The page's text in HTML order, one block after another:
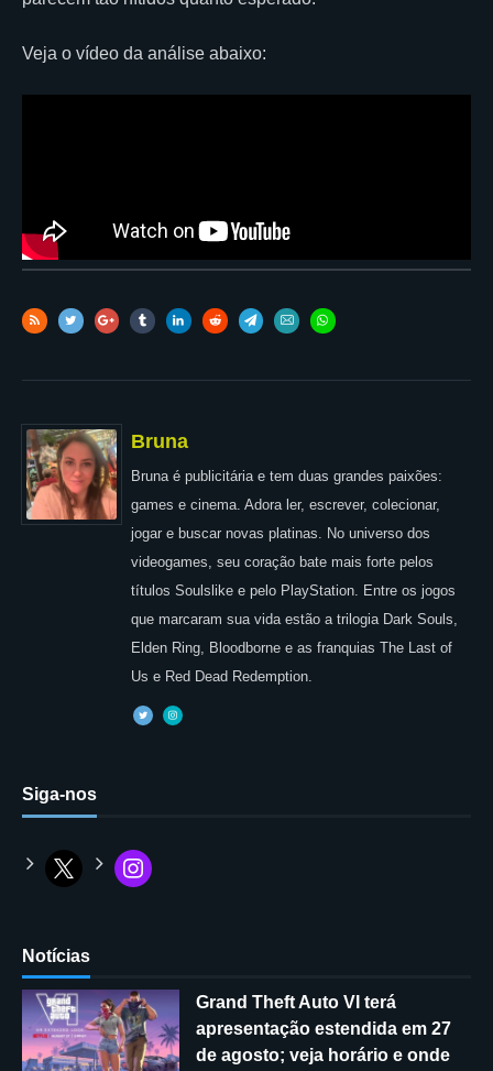
Veja o vídeo da análise abaixo:
Bruna
Bruna é publicitária e tem duas grandes paixões:
games e cinema. Adora ler, escrever, colecionar,
jogar e buscar novas platinas. No universo dos
videogames, seu coração bate mais forte pelos
títulos Soulslike e pelo PlayStation. Entre os jogos
que marcaram sua vida estão a trilogia Dark Souls,
Elden Ring, Bloodborne e as franquias The Last of
Us e Red Dead Redemption.
Siga-nos
Notícias
Grand Theft Auto VI terá
apresentação estendida em 27
de agosto; veja horário e onde